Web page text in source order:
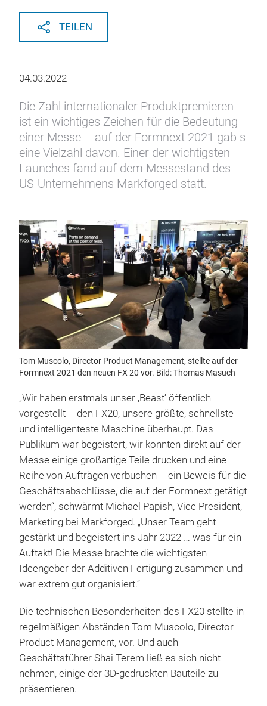
TEILEN
04.03.2022
Die Zahl internationaler Produktpremieren
ist ein wichtiges Zeichen für die Bedeutung
einer Messe – auf der Formnext 2021 gab s
eine Vielzahl davon. Einer der wichtigsten
Launches fand auf dem Messestand des
US-Unternehmens Markforged statt.
Tom Muscolo, Director Product Management, stellte auf der
Formnext 2021 den neuen FX 20 vor. Bild: Thomas Masuch
„Wir haben erstmals unser ‚Beast‘ öffentlich
vorgestellt – den FX20, unsere größte, schnellste
und intelligenteste Maschine überhaupt. Das
Publikum war begeistert, wir konnten direkt auf der
Messe einige großartige Teile drucken und eine
Reihe von Aufträgen verbuchen – ein Beweis für die
Geschäftsabschlüsse, die auf der Formnext getätigt
werden“, schwärmt Michael Papish, Vice President,
Marketing bei Markforged. „Unser Team geht
gestärkt und begeistert ins Jahr 2022 … was für ein
Auftakt! Die Messe brachte die wichtigsten
Ideengeber der Additiven Fertigung zusammen und
war extrem gut organisiert.“
Die technischen Besonderheiten des FX20 stellte in
regelmäßigen Abständen Tom Muscolo, Director
Product Management, vor. Und auch
Geschäftsführer Shai Terem ließ es sich nicht
nehmen, einige der 3D-gedruckten Bauteile zu
präsentieren.